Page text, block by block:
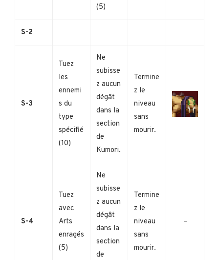
(5)
S-2
S-3
Tuez
les
ennemi
s du
type
spécifié
(10)
Ne
subisse
z aucun
dégât
dans la
section
de
Kumori.
Termine
z le
niveau
sans
mourir.
S-4
Tuez
avec
Arts
enragés
(5)
Ne
subisse
z aucun
dégât
dans la
section
de
Termine
z le
niveau
sans
mourir.
–